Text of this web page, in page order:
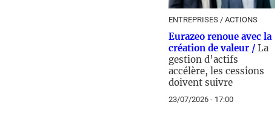
ENTREPRISES / ACTIONS
Eurazeo renoue avec la
création de valeur / La
gestion d’actifs
accélère, les cessions
doivent suivre
23/07/2026 - 17:00